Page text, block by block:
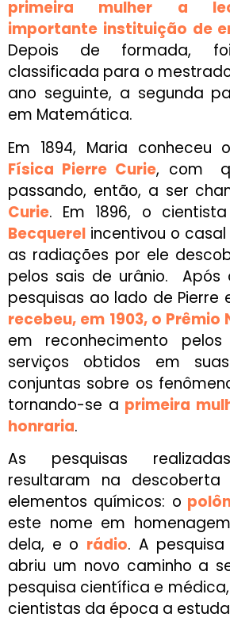
primeira mulher a
importante instituição de
Depois de formada,
classificada para o
ano seguinte, a segunda
em Matemática.
Em 1894, Maria conheceu o
Física Pierre Curie, com
passando, então, a ser
Curie. Em 1896, o cientista
Becquerel incentivou o
as radiações por ele
pelos sais de urânio. Após
pesquisas ao lado de Pierre
recebeu, em 1903, o Prêmio
em reconhecimento pelos
serviços obtidos em
conjuntas sobre os
tornando-se a primeira
honraria.
As pesquisas
resultaram na
elementos químicos: o
este nome em
dela, e o rádio. A
abriu um novo caminho a
pesquisa científica e
cientistas da época a